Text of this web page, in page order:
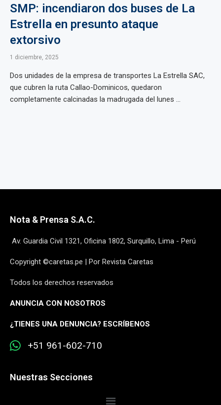
SMP: incendiaron dos buses de La
Estrella en presunto ataque
extorsivo
1 diciembre, 2025
Dos unidades de la empresa de transportes La Estrella SAC,
que cubren la ruta Callao-Dominicos, quedaron
completamente calcinadas la madrugada del lunes ...
Nota & Prensa S.A.C.
Av. Guardia Civil 1321, Oficina 1802, Surquillo, Lima - Perú
Copyright ©caretas.pe | Por Revista Caretas
Todos los derechos reservados
ANUNCIA CON NOSOTROS
¿TIENES UNA DENUNCIA? ESCRÍBENOS
+51 961-602-710
Nuestras Secciones